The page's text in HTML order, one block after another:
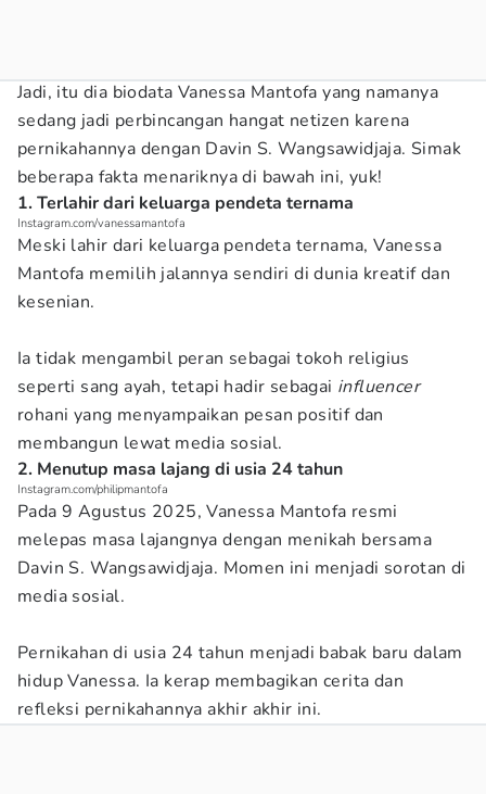
Jadi, itu dia biodata Vanessa Mantofa yang namanya
sedang jadi perbincangan hangat netizen karena
pernikahannya dengan Davin S. Wangsawidjaja. Simak
beberapa fakta menariknya di bawah ini, yuk!
1. Terlahir dari keluarga pendeta ternama
Instagram.com/vanessamantofa
Meski lahir dari keluarga pendeta ternama, Vanessa
Mantofa memilih jalannya sendiri di dunia kreatif dan
kesenian.
Ia tidak mengambil peran sebagai tokoh religius
seperti sang ayah, tetapi hadir sebagai influencer
rohani yang menyampaikan pesan positif dan
membangun lewat media sosial.
2. Menutup masa lajang di usia 24 tahun
Instagram.com/philipmantofa
Pada 9 Agustus 2025, Vanessa Mantofa resmi
melepas masa lajangnya dengan menikah bersama
Davin S. Wangsawidjaja. Momen ini menjadi sorotan di
media sosial.
Pernikahan di usia 24 tahun menjadi babak baru dalam
hidup Vanessa. Ia kerap membagikan cerita dan
refleksi pernikahannya akhir akhir ini.